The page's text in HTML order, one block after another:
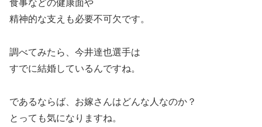
食事などの健康面や
精神的な支えも必要不可欠です。
調べてみたら、今井達也選手は
すでに結婚しているんですね。
であるならば、お嫁さんはどんな人なのか？
とっても気になりますね。